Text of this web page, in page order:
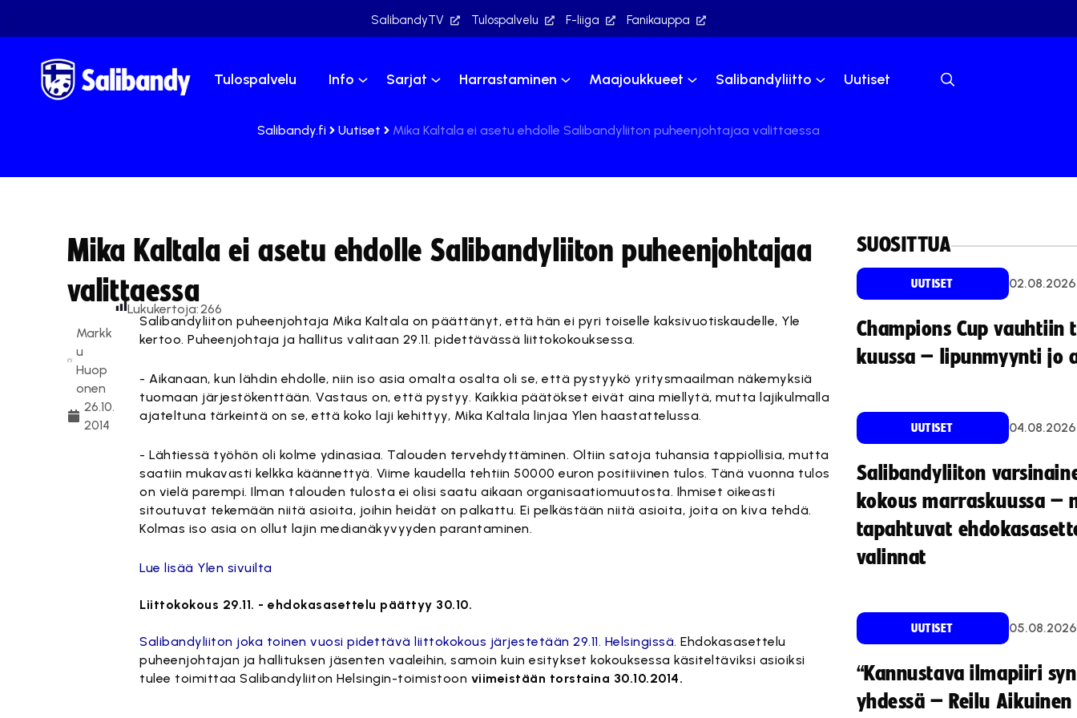
SalibandyTV Tulospalvelu F-liiga Fanikauppa
Tulospalvelu Info Sarjat Harrastaminen Maajoukkueet Salibandyliitto Uutiset
Salibandy.fi Uutiset Mika Kaltala ei asetu ehdolle Salibandyliiton puheenjohtajaa valittaessa
Mika Kaltala ei asetu ehdolle Salibandyliiton puheenjohtajaa
valittaessa
Markk
u
Huop
onen
26.10.
2014
Lukukertoja:266
Salibandyliiton puheenjohtaja Mika Kaltala on päättänyt, että hän ei pyri toiselle kaksivuotiskaudelle, Yle
kertoo. Puheenjohtaja ja hallitus valitaan 29.11. pidettävässä liittokokouksessa.
- Aikanaan, kun lähdin ehdolle, niin iso asia omalta osalta oli se, että pystyykö yritysmaailman näkemyksiä
tuomaan järjestökenttään. Vastaus on, että pystyy. Kaikkia päätökset eivät aina miellytä, mutta lajikulmalla
ajateltuna tärkeintä on se, että koko laji kehittyy, Mika Kaltala linjaa Ylen haastattelussa.
- Lähtiessä työhön oli kolme ydinasiaa. Talouden tervehdyttäminen. Oltiin satoja tuhansia tappiollisia, mutta
saatiin mukavasti kelkka käännettyä. Viime kaudella tehtiin 50000 euron positiivinen tulos. Tänä vuonna tulos
on vielä parempi. Ilman talouden tulosta ei olisi saatu aikaan organisaatiomuutosta. Ihmiset oikeasti
sitoutuvat tekemään niitä asioita, joihin heidät on palkattu. Ei pelkästään niitä asioita, joita on kiva tehdä.
Kolmas iso asia on ollut lajin medianäkyvyyden parantaminen.
Lue lisää Ylen sivuilta
Liittokokous 29.11. - ehdokasasettelu päättyy 30.10.
Salibandyliiton joka toinen vuosi pidettävä liittokokous järjestetään 29.11. Helsingissä. Ehdokasasettelu
puheenjohtajan ja hallituksen jäsenten vaaleihin, samoin kuin esitykset kokouksessa käsiteltäviksi asioiksi
tulee toimittaa Salibandyliiton Helsingin-toimistoon viimeistään torstaina 30.10.2014.
SUOSITTUA
UUTISET 02.08.2026
Champions Cup vauhtiin
kuussa – lipunmyynti jo
UUTISET 04.08.2026
Salibandyliiton
kokous marraskuussa –
tapahtuvat
valinnat
UUTISET 05.08.2026
“Kannustava ilmapiiri
yhdessä – Reilu